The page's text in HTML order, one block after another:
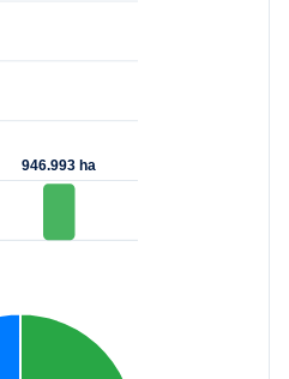
946.993 ha